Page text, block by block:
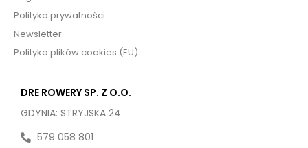
Polityka prywatności
Newsletter
Polityka plików cookies (EU)
DRE ROWERY SP. Z O.O.
GDYNIA: STRYJSKA 24
579 058 801